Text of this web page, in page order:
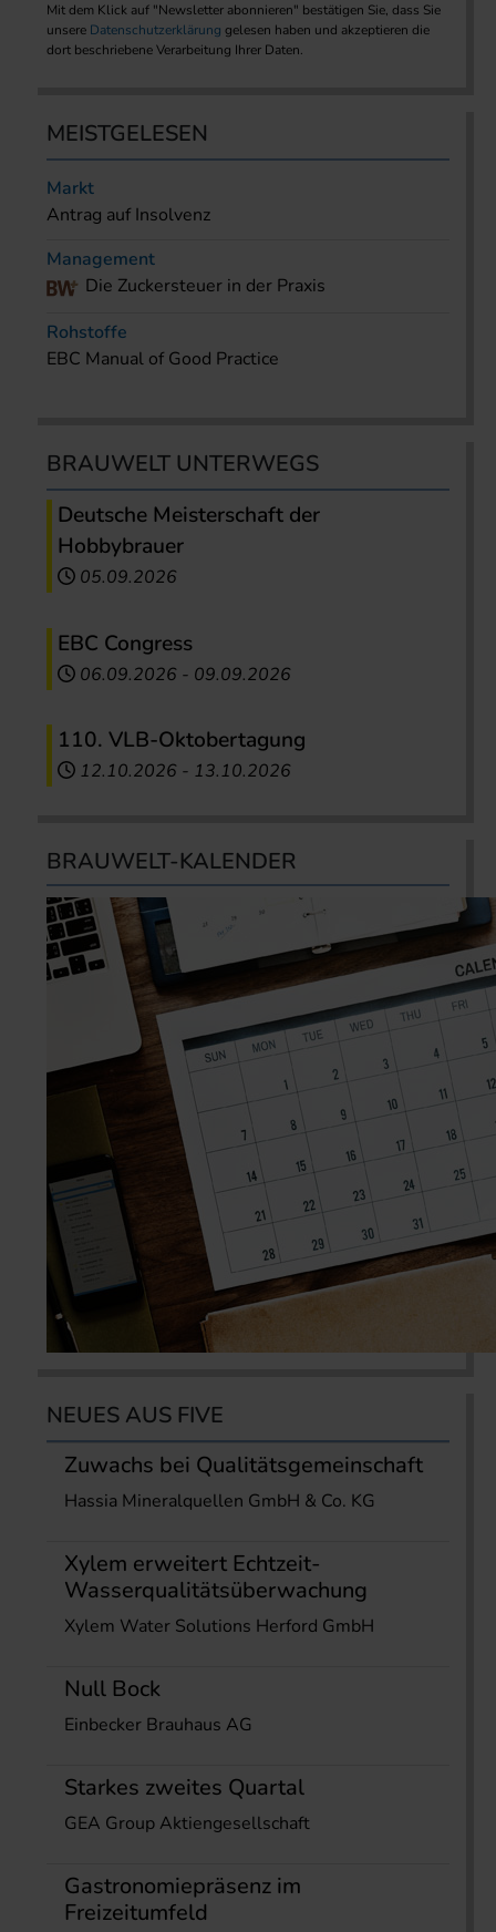
Mit dem Klick auf "Newsletter abonnieren" bestätigen Sie, dass Sie
unsere Datenschutzerklärung gelesen haben und akzeptieren die
dort beschriebene Verarbeitung Ihrer Daten.
MEISTGELESEN
Markt
Antrag auf Insolvenz
Management
Die Zuckersteuer in der Praxis
Rohstoffe
EBC Manual of Good Practice
BRAUWELT UNTERWEGS
Deutsche Meisterschaft der
Hobbybrauer
05.09.2026
EBC Congress
06.09.2026 - 09.09.2026
110. VLB-Oktobertagung
12.10.2026 - 13.10.2026
BRAUWELT-KALENDER
NEUES AUS FIVE
Zuwachs bei Qualitätsgemeinschaft
Hassia Mineralquellen GmbH & Co. KG
Xylem erweitert Echtzeit-
Wasserqualitätsüberwachung
Xylem Water Solutions Herford GmbH
Null Bock
Einbecker Brauhaus AG
Starkes zweites Quartal
GEA Group Aktiengesellschaft
Gastronomiepräsenz im
Freizeitumfeld